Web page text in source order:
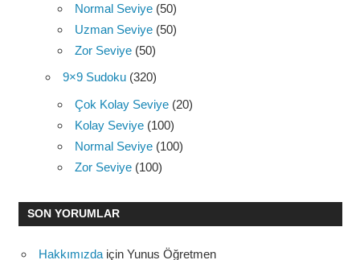
Normal Seviye (50)
Uzman Seviye (50)
Zor Seviye (50)
9×9 Sudoku (320)
Çok Kolay Seviye (20)
Kolay Seviye (100)
Normal Seviye (100)
Zor Seviye (100)
SON YORUMLAR
Hakkımızda için Yunus Öğretmen